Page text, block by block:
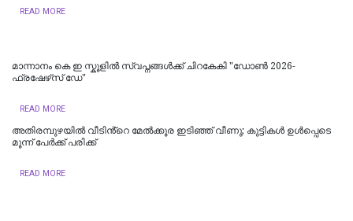
READ MORE
മാന്നാനം കെ ഇ സ്കൂളില്‍ സ്വപ്നങ്ങൾക്ക് ചിറകേകി "ഡോണ്‍ 2026-
ഫ്രഷേഴ്‌സ് ഡേ"
READ MORE
അതിരമ്പുഴയില്‍ വീടിൻ്റെ മേൽക്കൂര ഇടിഞ്ഞ് വീണു; കുട്ടികൾ ഉൾപ്പെടെ
മൂന്ന് പേർക്ക് പരിക്ക്
READ MORE